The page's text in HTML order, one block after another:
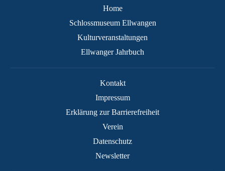
Home
Schlossmuseum Ellwangen
Kulturveranstaltungen
Ellwanger Jahrbuch
Kontakt
Impressum
Erklärung zur Barrierefreiheit
Verein
Datenschutz
Newsletter